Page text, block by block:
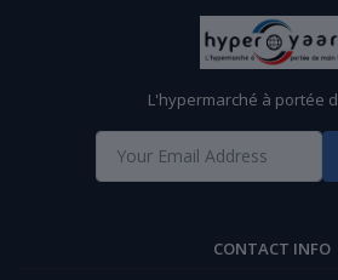
L'hypermarché à portée
CONTACT INFO